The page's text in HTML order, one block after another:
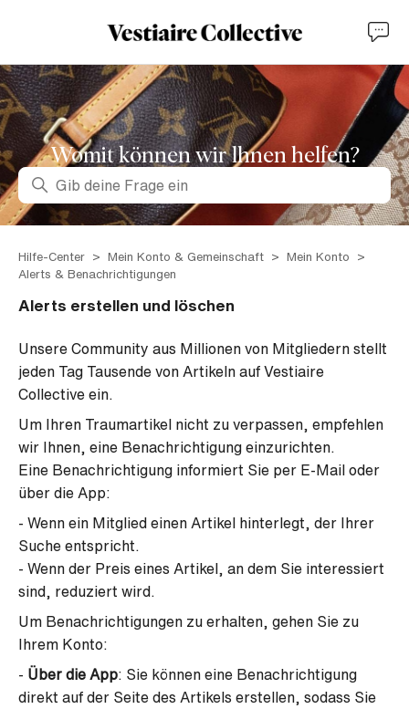
Womit können wir lhnen helfen?
Suche
Hilfe-Center Mein Konto & Gemeinschaft
Mein Konto
Alerts & Benachrichtigungen
Alerts erstellen und löschen
Unsere Community aus Millionen von Mitgliedern stellt
jeden Tag Tausende von Artikeln auf Vestiaire
Collective ein.
Um Ihren Traumartikel nicht zu verpassen, empfehlen
wir Ihnen, eine Benachrichtigung einzurichten.
Eine Benachrichtigung informiert Sie per E-Mail oder
über die App:
- Wenn ein Mitglied einen Artikel hinterlegt, der Ihrer
Suche entspricht.
- Wenn der Preis eines Artikel, an dem Sie interessiert
sind, reduziert wird.
Um Benachrichtigungen zu erhalten, gehen Sie zu
Ihrem Konto:
- Über die App: Sie können eine Benachrichtigung
direkt auf der Seite des Artikels erstellen, sodass Sie